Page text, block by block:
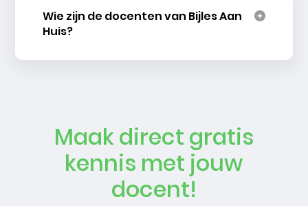
Wie zijn de docenten van Bijles Aan
Huis?
Maak direct gratis
kennis met jouw
docent!